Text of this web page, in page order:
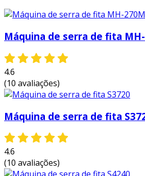
materiais, ela atende a
aplicações, desde marcenarias
indústrias metalúrgicas.
redução de desperdício
durante o corte, otimizando o
recursos.
facilidade de operação: com
operação, reduzindo o tempo de
além destes benefícios, a ah 250h
Máquina de serra de fita
4.6
(10 avaliações)
Máquina de serra de fita
4.6
(10 avaliações)